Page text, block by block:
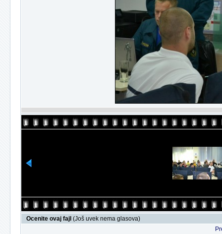
Ocenite ovaj fajl (Još uvek nema glasova)